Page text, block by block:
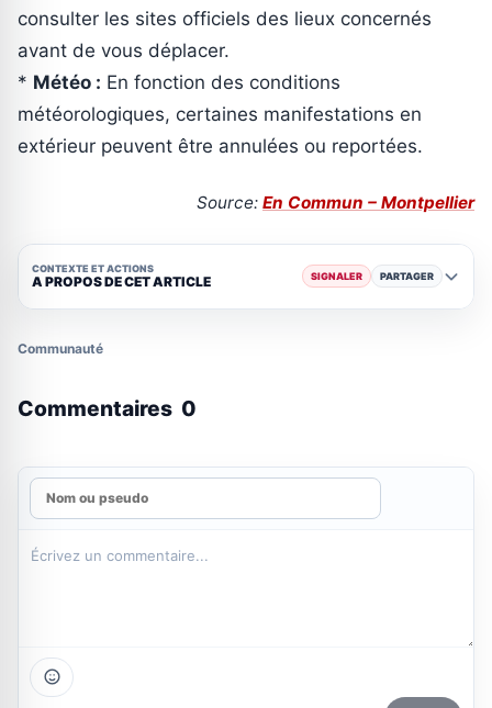
consulter les sites officiels des lieux concernés
avant de vous déplacer.
* Météo : En fonction des conditions
météorologiques, certaines manifestations en
extérieur peuvent être annulées ou reportées.
Source: En Commun – Montpellier
CONTEXTE ET ACTIONS
A PROPOS DE CET ARTICLE SIGNALER PARTAGER
Communauté
Commentaires 0